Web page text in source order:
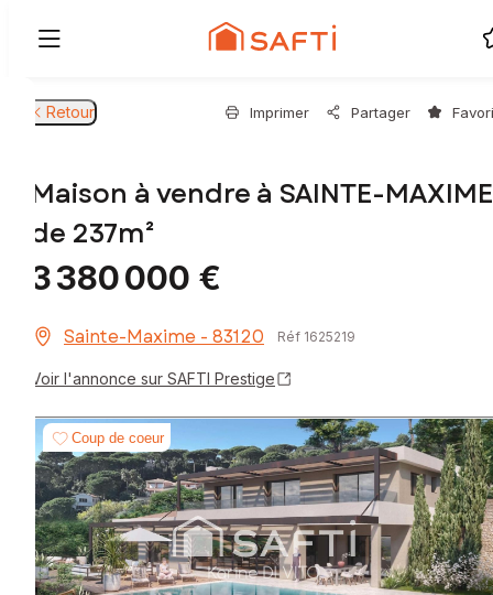
Retour Imprimer Partager
Maison à vendre à SAINTE-MAXIME
de 237m²
3 380 000 €
Sainte-Maxime - 83120 Réf 1625219
Voir l'annonce sur SAFTI Prestige
Coup de coeur